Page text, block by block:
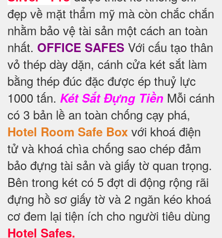
đẹp về mặt thẩm mỹ mà còn chắc chắn
nhằm bảo vệ tài sản một cách an toàn
nhất. OFFICE SAFES Với cấu tạo thân
vỏ thép dày dặn, cánh cửa két sắt làm
bằng thép đúc đặc được ép thuỷ lực
1000 tấn. Két Sắt Đựng Tiền Mỗi cánh
có 3 bản lề an toàn chống cạy phá,
Hotel Room Safe Box với khoá điện
tử và khoá chìa chống sao chép đảm
bảo đựng tài sản và giấy tờ quan trọng.
Bên trong két có 5 đợt di động rộng rãi
đựng hồ sơ giấy tờ và 2 ngăn kéo khoá
cơ đem lại tiện ích cho người tiêu dùng
Hotel Safes.